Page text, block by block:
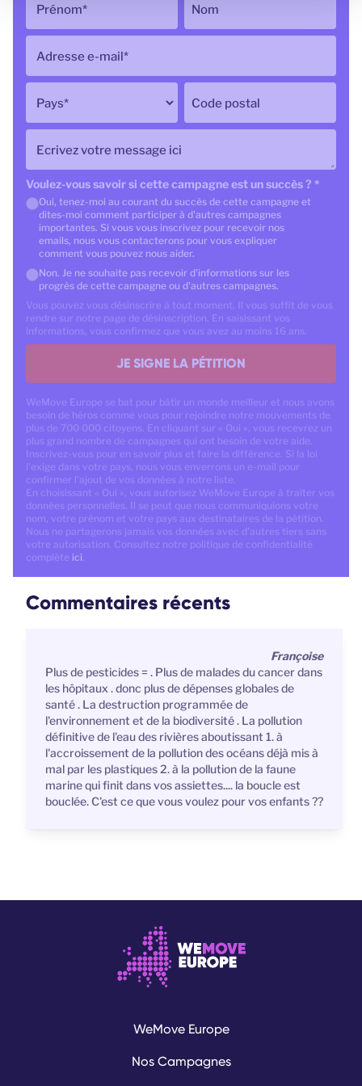
Prénom* Nom
Adresse e-mail *
Pays* Code postal
Ecrivez votre message ici
Voulez-vous savoir si cette campagne est un succès ? *
Oui, tenez-moi au courant du succès de cette campagne et
dites-moi comment participer à d'autres campagnes
importantes. Si vous vous inscrivez pour recevoir nos
emails, nous vous contacterons pour vous expliquer
comment vous pouvez nous aider.
Non. Je ne souhaite pas recevoir d'informations sur les
progrès de cette campagne ou d'autres campagnes.
Vous pouvez vous désinscrire à tout moment. Il vous suffit de vous
rendre sur notre page de désinscription. En saisissant vos
informations, vous confirmez que vous avez au moins 16 ans.
JE SIGNE LA PÉTITION
WeMove Europe se bat pour bâtir un monde meilleur et nous avons
besoin de héros comme vous pour rejoindre notre mouvements de
plus de 700 000 citoyens. En cliquant sur « Oui », vous recevrez un
plus grand nombre de campagnes qui ont besoin de votre aide.
Inscrivez-vous pour en savoir plus et faire la différence. Si la loi
l'exige dans votre pays, nous vous enverrons un e-mail pour
confirmer l'ajout de vos données à notre liste.
En choisissant « Oui », vous autorisez WeMove Europe à traiter vos
données personnelles. Il se peut que nous communiquions votre
nom, votre prénom et votre pays aux destinataires de la pétition.
Nous ne partagerons jamais vos données avec d'autres tiers sans
votre autorisation. Consultez notre politique de confidentialité
complète ici.
Commentaires récents
Françoise
Plus de pesticides = . Plus de malades du cancer dans
les hôpitaux . donc plus de dépenses globales de
santé . La destruction programmée de
l'environnement et de la biodiversité . La pollution
définitive de l'eau des rivières aboutissant 1. à
l'accroissement de la pollution des océans déjà mis à
mal par les plastiques 2. à la pollution de la faune
marine qui finit dans vos assiettes.... la boucle est
bouclée. C'est ce que vous voulez pour vos enfants ??
WeMove Europe
Nos Campagnes